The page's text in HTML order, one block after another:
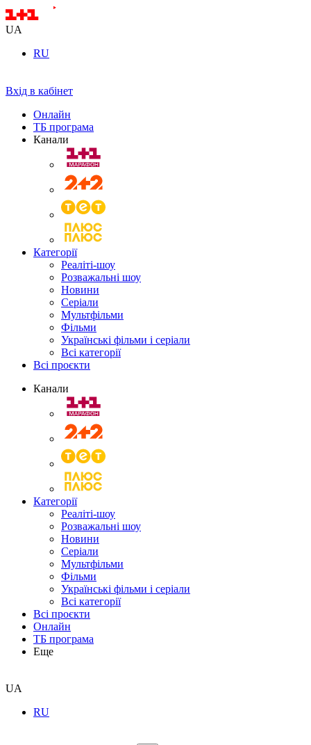
UA
RU
Вхід в кабінет
Онлайн
ТБ програма
Канали
Категорії
Реаліті-шоу
Розважальні шоу
Новини
Серіали
Мультфільми
Фільми
Українські фільми і серіали
Всі категорії
Всі проєкти
Канали
Категорії
Реаліті-шоу
Розважальні шоу
Новини
Серіали
Мультфільми
Фільми
Українські фільми і серіали
Всі категорії
Всі проєкти
Онлайн
ТБ програма
Еще
UA
RU